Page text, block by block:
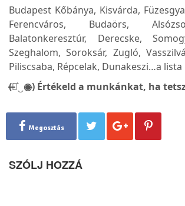
Budapest Kőbánya, Kisvárda,
Ferencváros, Budaörs,
Balatonkeresztúr, Derecske,
Szeghalom, Soroksár, Zugló,
Piliscsaba, Répcelak, Dunakeszi…a
(̶◉͛‿◉̶) Értékeld a munkánkat, ha
Megosztás
SZÓLJ HOZZÁ